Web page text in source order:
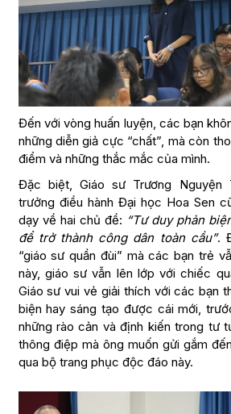
Đến với vòng huấn luyện, các bạn
những diễn giả cực “chất”, mà còn
điểm và những thắc mắc của mình.
Đặc biệt, Giáo sư Trương Nguyện
trưởng điều hành Đại học Hoa Sen
dạy về hai chủ đề: “Tư duy phản
để trở thành công dân toàn cầu”.
“giáo sư quần đùi” mà các bạn trẻ
này, giáo sư vẫn lên lớp với chiếc
Giáo sư vui vẻ giải thích với các bạn
biện hay sáng tạo được cái mới,
những rào cản và định kiến trong tư
thông điệp mà ông muốn gửi gắm
qua bộ trang phục độc đáo này.